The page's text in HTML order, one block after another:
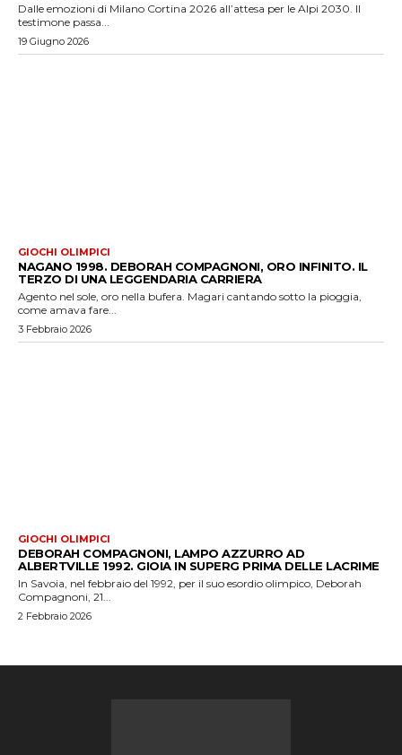
Dalle emozioni di Milano Cortina 2026 all’attesa per le Alpi 2030. Il
testimone passa...
19 Giugno 2026
GIOCHI OLIMPICI
NAGANO 1998. DEBORAH COMPAGNONI, ORO INFINITO. IL
TERZO DI UNA LEGGENDARIA CARRIERA
Agento nel sole, oro nella bufera. Magari cantando sotto la pioggia,
come amava fare...
3 Febbraio 2026
GIOCHI OLIMPICI
DEBORAH COMPAGNONI, LAMPO AZZURRO AD
ALBERTVILLE 1992. GIOIA IN SUPERG PRIMA DELLE LACRIME
In Savoia, nel febbraio del 1992, per il suo esordio olimpico, Deborah
Compagnoni, 21...
2 Febbraio 2026